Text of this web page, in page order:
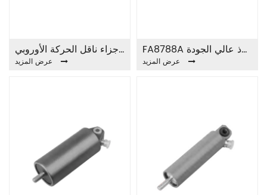
أجزاء ناقل الحركة الأوروبي MB MAN TRUCK CONTROL FA8787A SLAVE CYLINDER
عرض المزيد
FA8788A أسطوانة رقيق من الفولاذ عالي الجودة
عرض المزيد